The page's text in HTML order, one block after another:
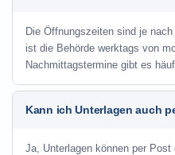
Die Öffnungszeiten sind je
ist die Behörde werktags von
Nachmittagstermine gibt es
Kann ich Unterlagen auch
Ja, Unterlagen können per Post